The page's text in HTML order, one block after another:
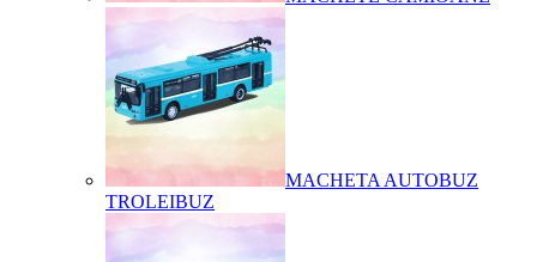
MACHETA AUTOBUZ
TROLEIBUZ